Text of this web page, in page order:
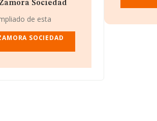
, NIF B49262884, tiene
en el municipio de
12.075 compañías, a
276 mil euros. En
Sociedad
de esta
SOCIEDAD